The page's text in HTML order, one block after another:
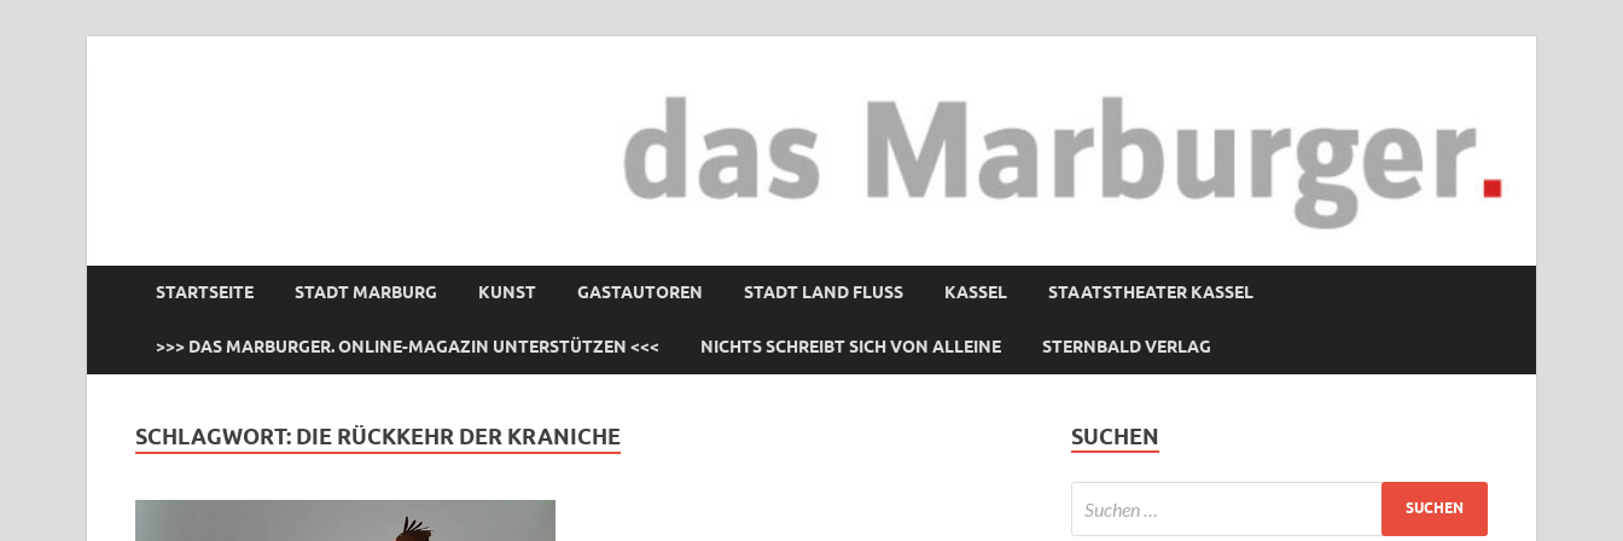
STARTSEITE STADT MARBURG KUNST GASTAUTOREN STADT LAND FLUSS KASSEL STAATSTHEATER KASSEL
>>> DAS MARBURGER. ONLINE-MAGAZIN UNTERSTÜTZEN <<< NICHTS SCHREIBT SICH VON ALLEINE STERNBALD VERLAG
SCHLAGWORT: DIE RÜCKKEHR DER KRANICHE SUCHEN